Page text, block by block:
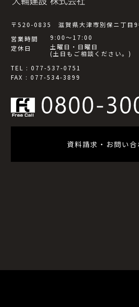
〒520-0835 滋賀県大津市別保ニ丁目9
営業時間
9:00～17:00
定休日
土曜日・日曜日
(土日もご相談ください。)
TEL : 077-537-0751
FAX : 077-534-3899
資料請求・お問い合